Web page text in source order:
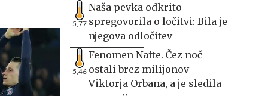
5,77
Naša pevka odkrito
spregovorila o ločitvi: Bila je
njegova odločitev
5,46
Fenomen Nafte. Čez noč
ostali brez milijonov
Viktorja Orbana, a je sledila